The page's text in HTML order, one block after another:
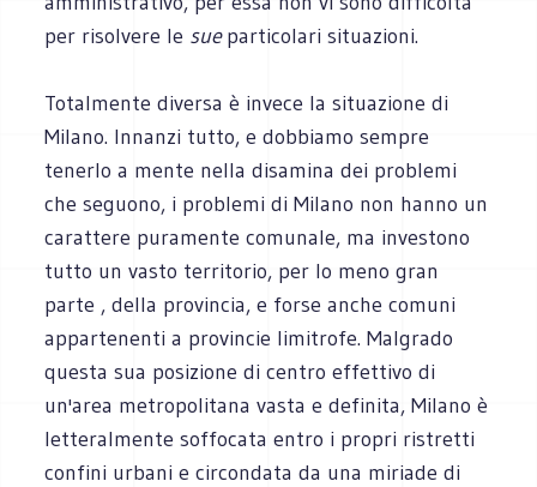
per risolvere le sueparticolari situazioni.
Totalmente diversa è invece la situazione di
Milano. Innanzi tutto, e dobbiamo sempre
tenerlo a mente nella disamina dei problemi
che seguono, i problemi di Milano non hanno un
carattere puramente comunale, ma investono
tutto un vasto territorio, per lo meno gran
parte , della provincia, e forse anche comuni
appartenenti a provincie limitrofe. Malgrado
questa sua posizione di centro effettivo di
un'area metropolitana vasta e definita, Milano è
letteralmente soffocata entro i propri ristretti
confini urbani e circondata da una miriade di